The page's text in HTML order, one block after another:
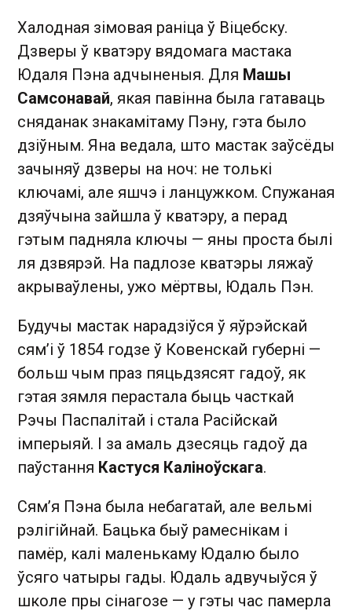
Халодная зімовая раніца ў Віцебску.
Дзверы ў кватэру вядомага мастака
Юдаля Пэна адчыненыя. Для Машы
Самсонавай, якая павінна была гатаваць
сняданак знакамітаму Пэну, гэта было
дзіўным. Яна ведала, што мастак заўсёды
зачыняў дзверы на ноч: не толькі
ключамі, але яшчэ і ланцужком. Спужаная
дзяўчына зайшла ў кватэру, а перад
гэтым падняла ключы — яны проста былі
ля дзвярэй. На падлозе кватэры ляжаў
акрываўлены, ужо мёртвы, Юдаль Пэн.
Будучы мастак нарадзіўся ў яўрэйскай
сям’і ў 1854 годзе ў Ковенскай губерні —
больш чым праз пяцьдзясят гадоў, як
гэтая зямля перастала быць часткай
Рэчы Паспалітай і стала Расійскай
імперыяй. І за амаль дзесяць гадоў да
паўстання Кастуся Каліноўскага.
Сям’я Пэна была небагатай, але вельмі
рэлігійнай. Бацька быў рамеснікам і
памёр, калі маленькаму Юдалю было
ўсяго чатыры гады. Юдаль адвучыўся ў
школе пры сінагозе — у гэты час памерла